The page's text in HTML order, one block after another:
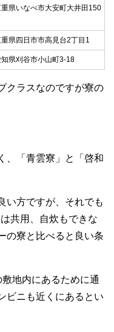
県いなべ市大安町大井田150
県四日市市高見台2丁目1
県刈谷市小山町3‐18
クラスなのですが寮の
、「青雲寮」と「啓和
い方ですが、それでも
共用、自炊もできな
の寮と比べると良い条
地内にあるために通
ビニも近くにあるとい